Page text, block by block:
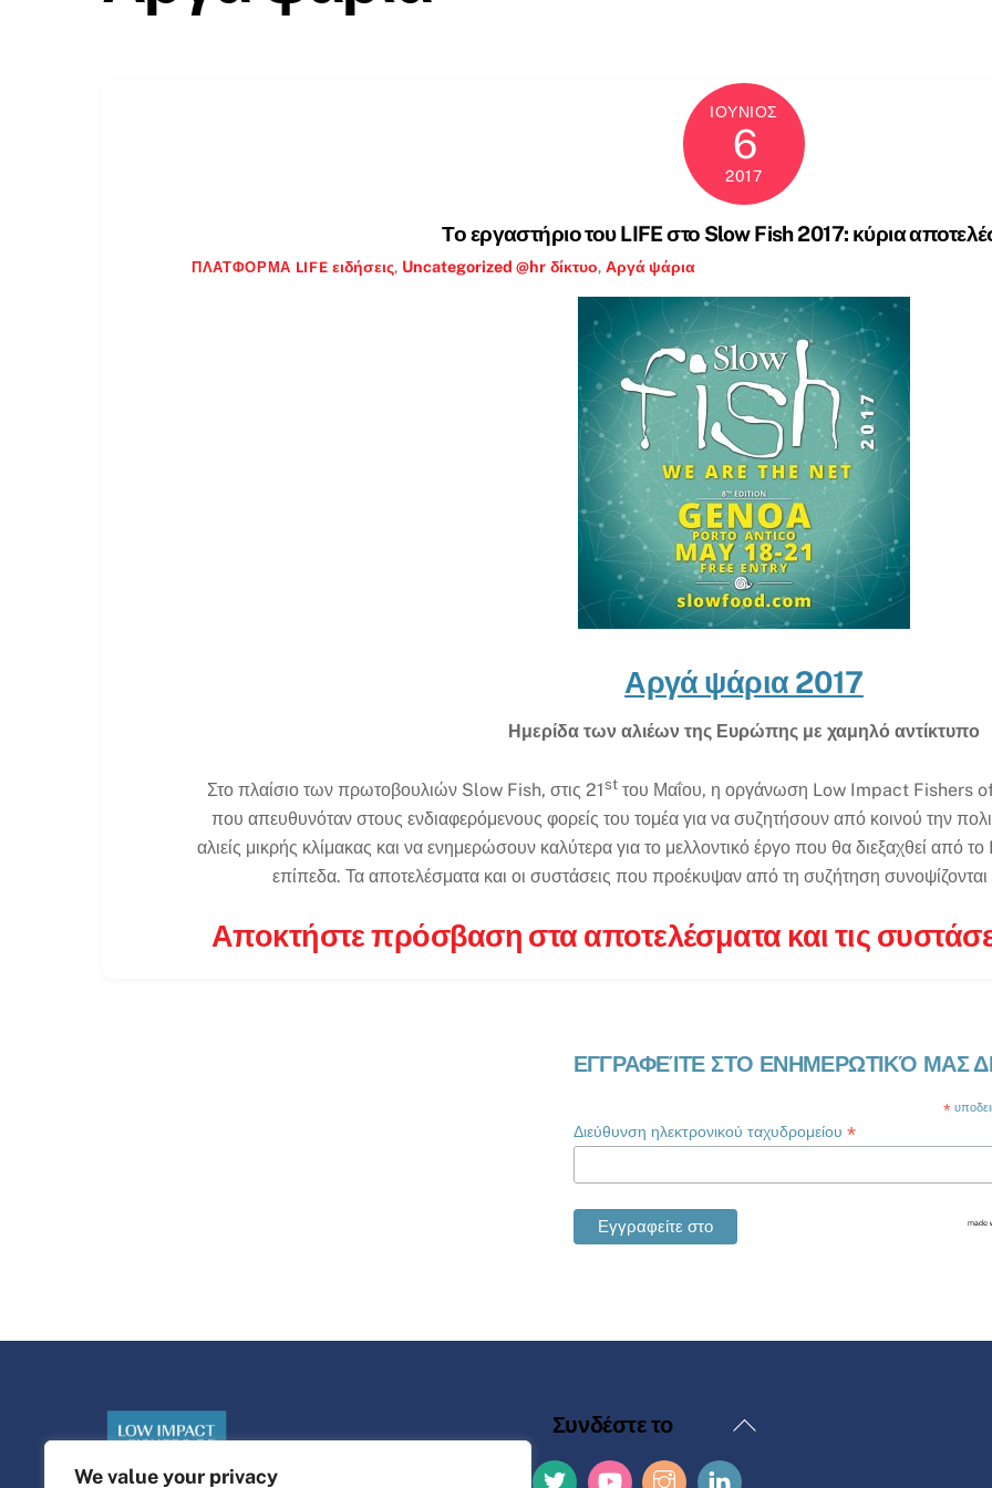
We value your privacy
ΙΟΎΝΙΟΣ
6
2017
Το εργαστήριο του LIFE στο Slow Fish 2017: κύρια
ΠΛΑΤΦΌΡΜΑ LIFE ειδήσεις, Uncategorized @hr δίκτυο,Αργά ψάρια
Αργά ψάρια 2017
Ημερίδα των αλιέων της Ευρώπης με χαμηλό αντίκτυπο
Στο πλαίσιο των πρωτοβουλιών Slow Fish, στις 21st του Μαΐου, η οργάνωση Low Impact Fishers
που απευθυνόταν στους ενδιαφερόμενους φορείς του τομέα για να συζητήσουν από κοινού την
αλιείς μικρής κλίμακας και να ενημερώσουν καλύτερα για το μελλοντικό έργο που θα διεξαχθεί από
επίπεδα. Τα αποτελέσματα και οι συστάσεις που προέκυψαν από τη συζήτηση
Αποκτήστε πρόσβαση στα αποτελέσματα και τις
ΕΓΓΡΑΦΕΊΤΕ ΣΤΟ ΕΝΗΜΕΡΩΤΙΚΌ ΜΑΣ
*
Διεύθυνση ηλεκτρονικού ταχυδρομείου *
Επιστροφή
Συνδέστε το